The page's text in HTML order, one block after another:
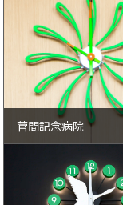
菅間記念病院